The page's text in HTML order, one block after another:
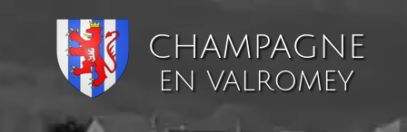
CHAMPAGNE
EN VALROMEY